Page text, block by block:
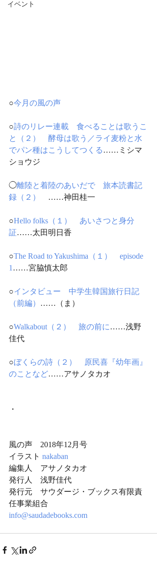
イベント
○今月の風の声
○詩のリレー連載　食べることは歌うこ
と（２）　酵母は歌う／ライ麦粉と水
でパン種はこうしてつくる……ミシマ
ショウジ
◯離陸と着陸のあいだで　旅本読書記
録（２）
……神田桂一
○Hello folks（１）　あいさつと身分
証……太田明日香
○The Road to Yakushima（１）　episode
1……宮脇慎太郎
○インタビュー　中学生韓国旅行日記
（前編） ……（ま）
○Walkabout（２）　旅の前に……浅野
佳代
○ぼくらの詩（２）　原民喜『幼年画』
のことなど……アサノタカオ
・
風の声　2018年12月号
イラスト nakaban
編集人　アサノタカオ
発行人　浅野佳代
発行元　サウダージ・ブックス有限責
任事業組合
info@saudadebooks.com